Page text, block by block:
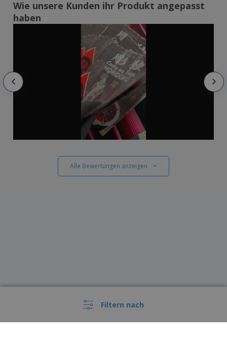
Filtern nach
Wie unsere Kunden ihr Produkt angepasst
haben
Alle Bewertungen anzeigen